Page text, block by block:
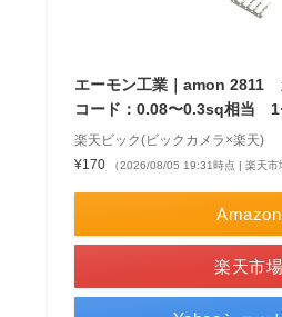
エーモン工業｜amon
コード：0.08〜0.3sq相当 1
楽天ビック(ビックカメラ×楽天)
¥170
（2026/08/05 19:31時点 | 楽天市
Amazon
楽天市場